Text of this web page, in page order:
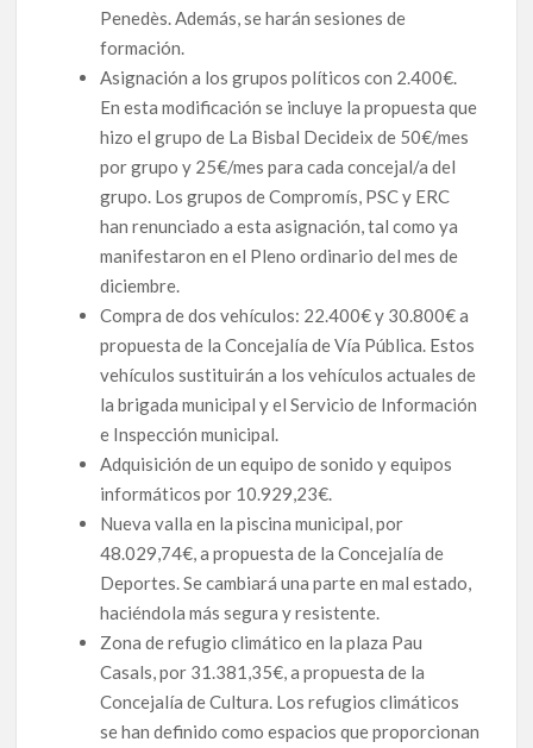
Penedès. Además, se harán sesiones de
formación.
Asignación a los grupos políticos con 2.400€.
En esta modificación se incluye la propuesta que
hizo el grupo de La Bisbal Decideix de 50€/mes
por grupo y 25€/mes para cada concejal/a del
grupo. Los grupos de Compromís, PSC y ERC
han renunciado a esta asignación, tal como ya
manifestaron en el Pleno ordinario del mes de
diciembre.
Compra de dos vehículos: 22.400€ y 30.800€ a
propuesta de la Concejalía de Vía Pública. Estos
vehículos sustituirán a los vehículos actuales de
la brigada municipal y el Servicio de Información
e Inspección municipal.
Adquisición de un equipo de sonido y equipos
informáticos por 10.929,23€.
Nueva valla en la piscina municipal, por
48.029,74€, a propuesta de la Concejalía de
Deportes. Se cambiará una parte en mal estado,
haciéndola más segura y resistente.
Zona de refugio climático en la plaza Pau
Casals, por 31.381,35€, a propuesta de la
Concejalía de Cultura. Los refugios climáticos
se han definido como espacios que proporcionan